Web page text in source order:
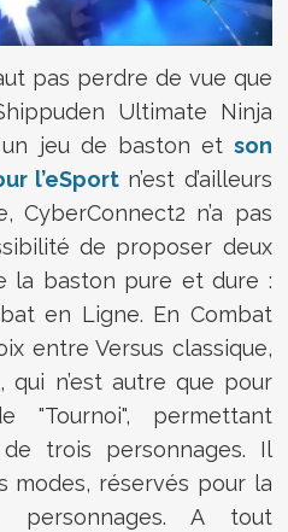
pas perdre de vue que
Ultimate Ninja
jeu de baston et son
l’eSport n’est d’ailleurs
CyberConnect2 n’a pas
de proposer deux
la baston pure et dure :
en Ligne. En Combat
entre Versus classique,
n’est autre que pour
"Tournoi", permettant
trois personnages. Il
modes, réservés pour la
personnages. A tout